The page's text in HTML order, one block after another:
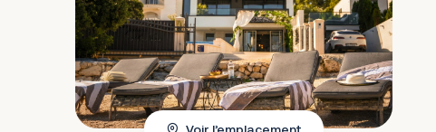
Voir l’emplacement